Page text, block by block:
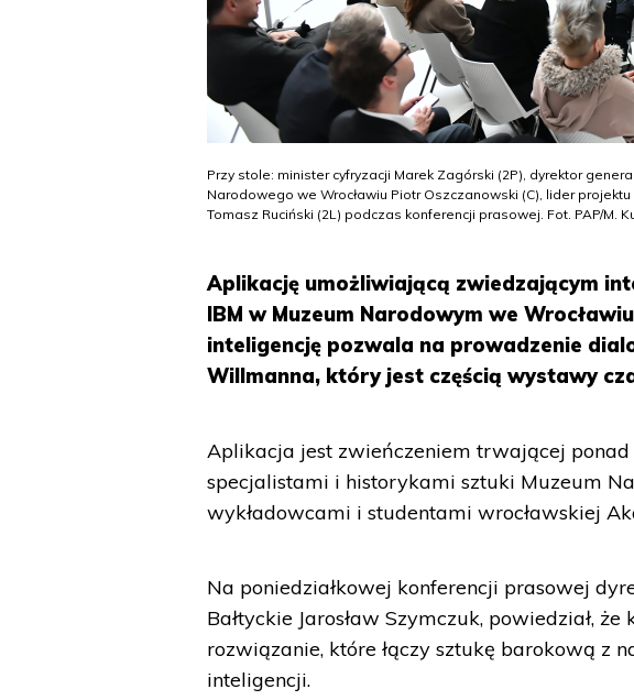
Przy stole: minister cyfryzacji Marek Zagórski (2P), dyrektor
Narodowego we Wrocławiu Piotr Oszczanowski (C), lider
Tomasz Ruciński (2L) podczas konferencji prasowej. Fot. PAP/M.
Aplikację umożliwiającą zwiedzającym
IBM w Muzeum Narodowym we
inteligencję pozwala na prowadzenie
Willmanna, który jest częścią wystawy
Aplikacja jest zwieńczeniem trwającej ponad
specjalistami i historykami sztuki Muzeum
wykładowcami i studentami wrocławskiej
Na poniedziałkowej konferencji prasowej
Bałtyckie Jarosław Szymczuk, powiedział,
rozwiązanie, które łączy sztukę barokową z
inteligencji.